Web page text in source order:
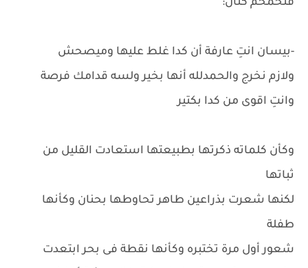
فتحمحم كنان:
-بيسان انتِ عارفة أن كدا غلط عليها وميصحش
ولازم نخرج والحمدلله أنها بخير ولسه قدامك فرصة
وانتِ اقوى من كدا بكتير
وكأن كلماته ذكرتها بطبيعتها استعادت القليل من
ثباتها
لكنها شعرت بذراعين طاهر تحاوطها بحنان وكأنها
طفلة
شعور أول مرة تختبره وكأنها نقطة فى بحر ابتعدت